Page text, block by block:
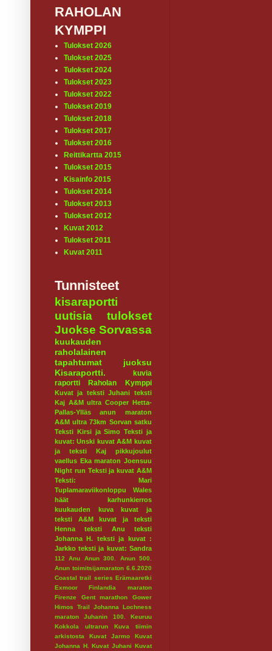
RAHOLAN
KYMPPI
Tulokset 2026
Tulokset 2025
Tulokset 2024
Tulokset 2023
Tulokset 2022
Tulokset 2019
Tulokset 2018
Tulokset 2017
Tulokset 2016
Reittikartta 2015
Tulokset 2015
Kisainfo 2015
Tulokset 2014
Tulokset 2013
Tulokset 2012
Kuvat 2012
Tulokset 2011
Kuvat 2011
Tunnisteet
kisaraportti
uutisia
tulokset
Juokse Sorvassa
kuukauden
raholalainen
tapahtumat
juoksu
Kisaraportti.
kuvia
raportti
Raholan Kymppi
Kuvat ja teksti Juhani teksti
Kaj A&M ultra Cooper Hetta-
Pallas-Ylläs
anun maraton
A&M ultra 73km Sorvan satku
Teksti Kirsi ja Simo Teksti ja
kuvat: Unski kuvat A&M kuvat
ja teksti Kaj
pikkujoulut
vaellus Eka maraton Joensuu
Night run Teksti ja kuvat A&M
Teksti: Mari
Tuplamaraviikonloppu
Wales
häät
karhunkierros
kuukauden kuva
kuvat ja
teksti A&M
kuvat ja teksti
Henna
teksti Anu
teksti
Johanna H. teksti ja kuvat :
Jarkko teksti ja kuvat: Sandra
112 Anu Anun 300.
Anun 500.
Anun toimitsijamaraton 6.6.2020
Coastal trail series Erämaaretki
Exmoor
Finlandia maraton
Firenze
Gent marathon
Gower
Himos Trail
Johanna Lochness
maraton
Juhanin 100.
Keuruu
Kokkola ultrarun
Kuva tiimin
arkistosta
Kuvat Jarmo
Kuvat
Johanna H.
Kuvat Juhani Kuvat